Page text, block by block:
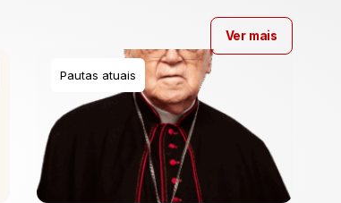
Pautas atuais
Ver mais